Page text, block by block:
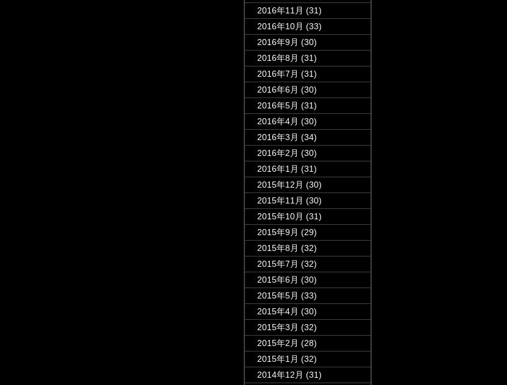
2016年11月 (31)
2016年10月 (33)
2016年9月 (30)
2016年8月 (31)
2016年7月 (31)
2016年6月 (30)
2016年5月 (31)
2016年4月 (30)
2016年3月 (34)
2016年2月 (30)
2016年1月 (31)
2015年12月 (30)
2015年11月 (30)
2015年10月 (31)
2015年9月 (29)
2015年8月 (32)
2015年7月 (32)
2015年6月 (30)
2015年5月 (33)
2015年4月 (30)
2015年3月 (32)
2015年2月 (28)
2015年1月 (32)
2014年12月 (31)